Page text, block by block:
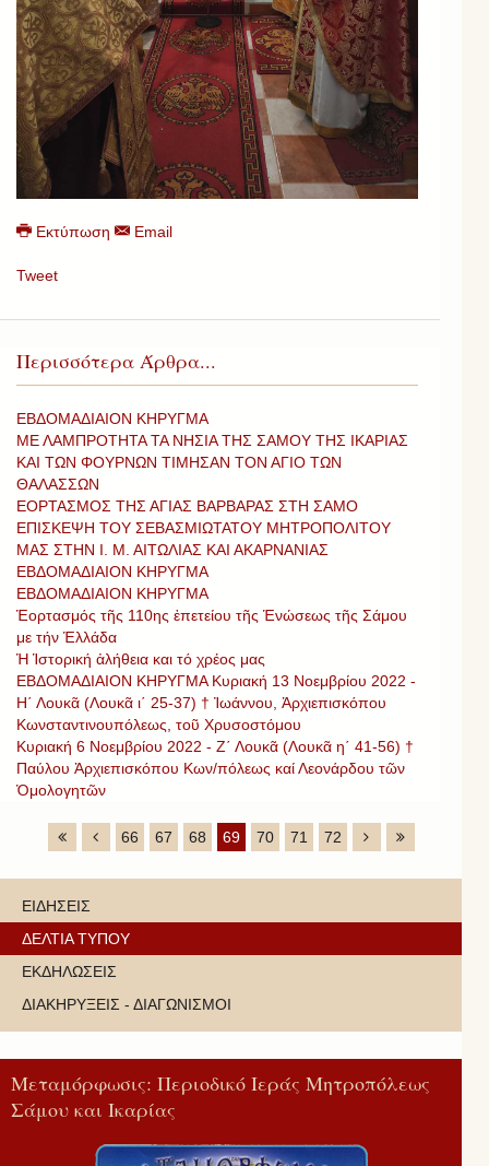
Εκτύπωση Email
Tweet
Περισσότερα Άρθρα...
ΕΒΔΟΜΑΔΙΑΙΟΝ ΚΗΡΥΓΜΑ
ΜΕ ΛΑΜΠΡΟΤΗΤΑ ΤΑ ΝΗΣΙΑ ΤΗΣ ΣΑΜΟΥ ΤΗΣ ΙΚΑΡΙΑΣ
ΚΑΙ ΤΩΝ ΦΟΥΡΝΩΝ ΤΙΜΗΣΑΝ ΤΟΝ ΑΓΙΟ ΤΩΝ
ΘΑΛΑΣΣΩΝ
ΕΟΡΤΑΣΜΟΣ ΤΗΣ ΑΓΙΑΣ ΒΑΡΒΑΡΑΣ ΣΤΗ ΣΑΜΟ
ΕΠΙΣΚΕΨΗ ΤΟΥ ΣΕΒΑΣΜΙΩΤΑΤΟΥ ΜΗΤΡΟΠΟΛΙΤΟΥ
ΜΑΣ ΣΤΗΝ Ι. Μ. ΑΙΤΩΛΙΑΣ ΚΑΙ ΑΚΑΡΝΑΝΙΑΣ
ΕΒΔΟΜΑΔΙΑΙΟΝ ΚΗΡΥΓΜΑ
ΕΒΔΟΜΑΔΙΑΙΟΝ ΚΗΡΥΓΜΑ
Ἑορτασμός τῆς 110ης ἐπετείου τῆς Ἑνώσεως τῆς Σάμου
με τήν Ἑλλάδα
Ἡ Ἱστορική ἀλήθεια και τό χρέος μας
ΕΒΔΟΜΑΔΙΑΙΟΝ ΚΗΡΥΓΜΑ Κυριακή 13 Νοεμβρίου 2022 -
Η΄ Λουκᾶ (Λουκᾶ ι΄ 25-37) † Ἰωάννου, Ἀρχιεπισκόπου
Κωνσταντινουπόλεως, τοῦ Χρυσοστόμου
Κυριακή 6 Νοεμβρίου 2022 - Ζ΄ Λουκᾶ (Λουκᾶ η΄ 41-56) †
Παύλου Ἀρχιεπισκόπου Κων/πόλεως καί Λεονάρδου τῶν
Ὁμολογητῶν
66 67 68 69 70 71 72
ΕΙΔΗΣΕΙΣ
ΔΕΛΤΙΑ ΤΥΠΟΥ
ΕΚΔΗΛΩΣΕΙΣ
ΔΙΑΚΗΡΥΞΕΙΣ - ΔΙΑΓΩΝΙΣΜΟΙ
Μεταμόρφωσις: Περιοδικό Ιεράς Μητροπόλεως
Σάμου και Ικαρίας